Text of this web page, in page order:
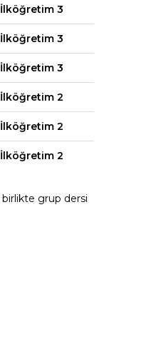
İlköğretim 3
İlköğretim 3
İlköğretim 3
İlköğretim 2
İlköğretim 2
İlköğretim 2
birlikte grup dersi